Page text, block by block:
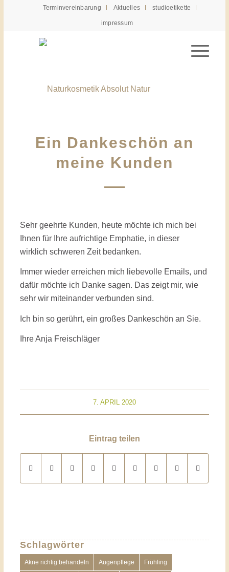
Terminvereinbarung Aktuelles studioetikette
impressum
Ein Dankeschön an
meine Kunden
Sehr geehrte Kunden, heute möchte ich mich bei
Ihnen für Ihre aufrichtige Emphatie, in dieser
wirklich schweren Zeit bedanken.
Immer wieder erreichen mich liebevolle Emails, und
dafür möchte ich Danke sagen. Das zeigt mir, wie
sehr wir miteinander verbunden sind.
Ich bin so gerührt, ein großes Dankeschön an Sie.
Ihre Anja Freischläger
7. APRIL 2020
Eintrag teilen
Schlagwörter
Akne richtig behandeln Augenpflege Frühling